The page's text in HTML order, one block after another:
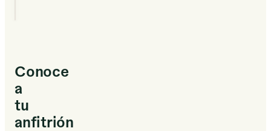
Conoce
a
tu
anfitrión